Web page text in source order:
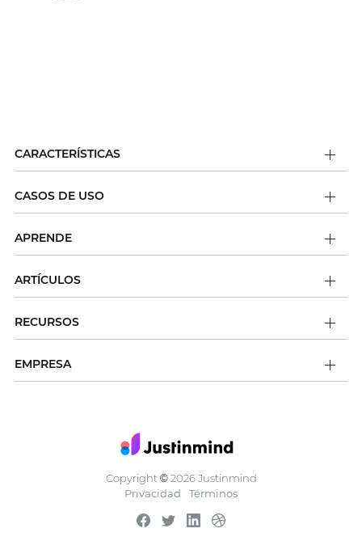
CARACTERÍSTICAS
CASOS DE USO
APRENDE
ARTÍCULOS
RECURSOS
EMPRESA
Copyright ©2026 Justinmind
Privacidad
Términos